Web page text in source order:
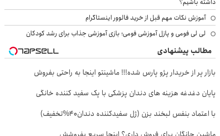
داشته باشیم؟
آموزش نکات مهم قبل از خرید فالوور اینستاگرام
لی لی فومی و پازل آموزشی فومی؛ بازی آموزشی جذاب برای رشد کودکان
مطالب پیشنهادی
بازار پر از خریدار پژو پارس شده!!! ماشینتو اینجا به راحتی بفروش
پایان دغدغه هزینه های دندان پزشکی با پک سفید کننده خانگی
با اعتماد بنفس لبخند بزن (ژل سفیدکننده دندان40%تخفیف)